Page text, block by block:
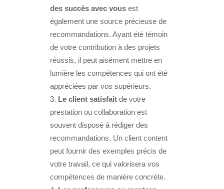
des succès avec vous est
également une source précieuse de
recommandations. Ayant été témoin
de votre contribution à des projets
réussis, il peut aisément mettre en
lumière les compétences qui ont été
appréciées par vos supérieurs.
Le client satisfait de votre
prestation ou collaboration est
souvent disposé à rédiger des
recommandations. Un client content
peut fournir des exemples précis de
votre travail, ce qui valorisera vos
compétences de manière concrète.